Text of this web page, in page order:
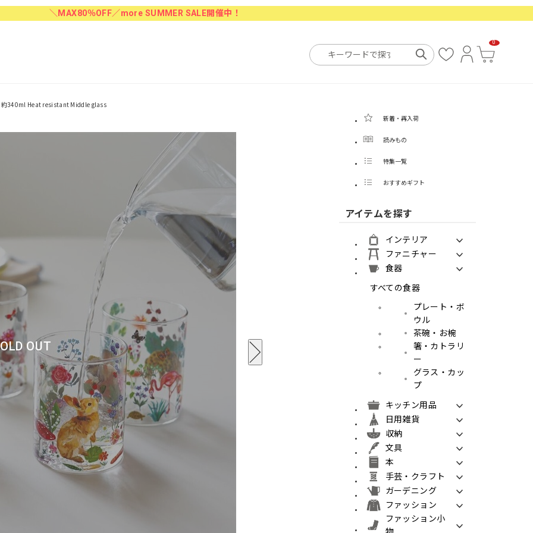
＼MAX80％OFF／more SUMMER SALE開催中！
0
340ml Heat resistant Middle glass
OUT
新着・再入荷
読みもの
特集一覧
おすすめギフト
アイテムを探す
インテリア
ファニチャー
食器
すべての食器
プレート・ボ
ウル
茶碗・お椀
箸・カトラリ
ー
グラス・カッ
プ
キッチン用品
日用雑貨
収納
文具
本
手芸・クラフト
ガーデニング
ファッション
ファッション小